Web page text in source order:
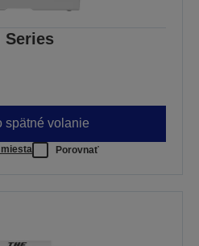
Series
spätné volanie
miesta Porovnať